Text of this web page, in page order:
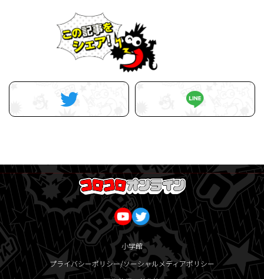
小学館
プライバシーポリシー/ソーシャルメディアポリシー